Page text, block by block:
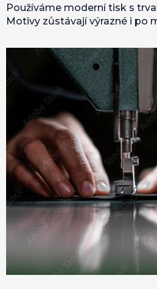
Používáme moderní tisk s
Motivy zůstávají výrazné i po